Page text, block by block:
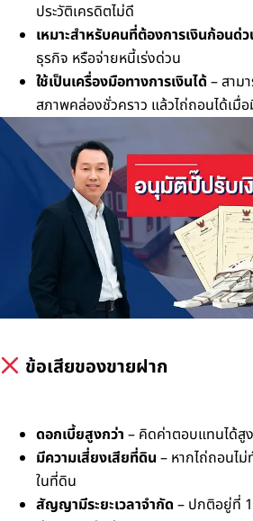
ประวัติเครดิตไม่ดี
เหมาะสำหรับคนที่ต้องการเงินก้อนด่
ธุรกิจ หรือจ่ายหนี้เร่งด่วน
ใช้เป็นเครื่องมือทางการเงินได้– สาม
สภาพคล่องชั่วคราว แล้วไถ่ถอนได้เมื่
ข้อเสียของขายฝาก
ดอกเบี้ยสูงกว่า – คิดค่าตอบแทนได้สู
มีความเสี่ยงเสียที่ดิน – หากไถ่ถอนไ
ในที่ดิน
สัญญามีระยะเวลาจำกัด – ปกติอยู่ที่